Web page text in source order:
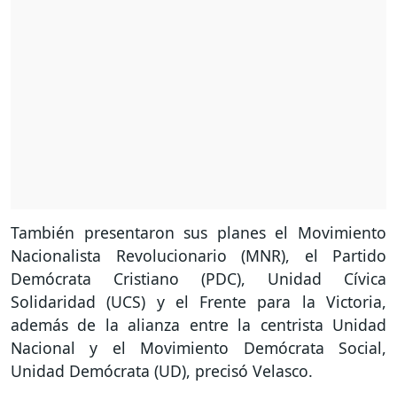
También presentaron sus planes el Movimiento
Nacionalista Revolucionario (MNR), el Partido
Demócrata Cristiano (PDC), Unidad Cívica
Solidaridad (UCS) y el Frente para la Victoria,
además de la alianza entre la centrista Unidad
Nacional y el Movimiento Demócrata Social,
Unidad Demócrata (UD), precisó Velasco.